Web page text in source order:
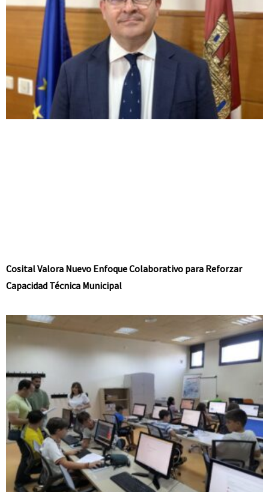
Cosital Valora Nuevo Enfoque Colaborativo para Reforzar
Capacidad Técnica Municipal